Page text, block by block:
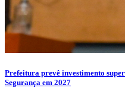
Prefeitura prevê investimento
Segurança em 2027